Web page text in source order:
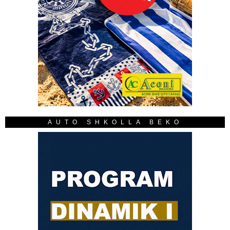
AUTO SHKOLLA BEKO